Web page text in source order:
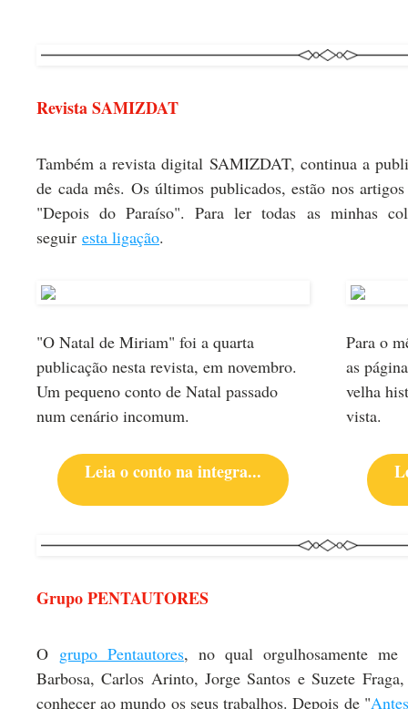
Revista SAMIZDAT
Também a revista digital SAMIZDAT, continua a
de cada mês. Os últimos publicados, estão nos
"Depois do Paraíso". Para ler todas as minhas
seguir esta ligação.
"O Natal de Miriam" foi a quarta
publicação nesta revista, em novembro.
Um pequeno conto de Natal passado
num cenário incomum.
Leia o conto na integra...
Para o
as
velha
vista.
Grupo PENTAUTORES
O grupo Pentautores, no qual orgulhosamente
Barbosa, Carlos Arinto, Jorge Santos e Suzete
conhecer ao mundo os seus trabalhos. Depois de "